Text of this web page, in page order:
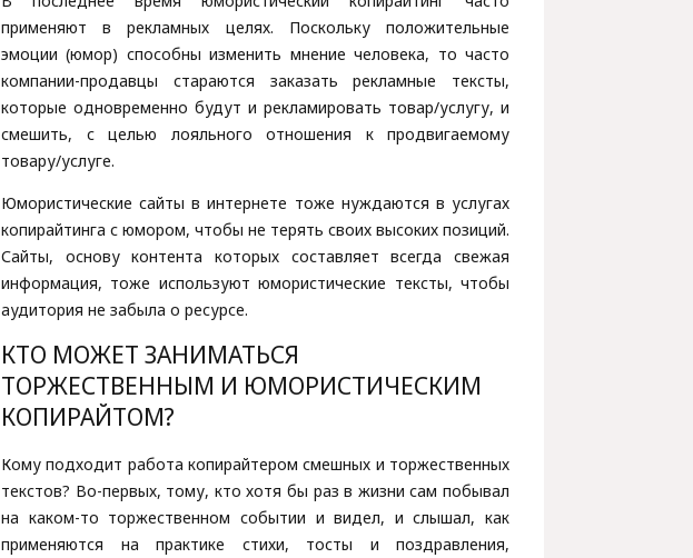
применяют в рекламных целях. Поскольку положительные
эмоции (юмор) способны изменить мнение человека, то часто
компании-продавцы стараются заказать рекламные тексты,
которые одновременно будут и рекламировать товар/услугу, и
смешить, с целью лояльного отношения к продвигаемому
товару/услуге.
Юмористические сайты в интернете тоже нуждаются в услугах
копирайтинга с юмором, чтобы не терять своих высоких позиций.
Сайты, основу контента которых составляет всегда свежая
информация, тоже используют юмористические тексты, чтобы
аудитория не забыла о ресурсе.
КТО МОЖЕТ ЗАНИМАТЬСЯ
ТОРЖЕСТВЕННЫМ И ЮМОРИСТИЧЕСКИМ
КОПИРАЙТОМ?
Кому подходит работа копирайтером смешных и торжественных
текстов? Во-первых, тому, кто хотя бы раз в жизни сам побывал
на каком-то торжественном событии и видел, и слышал, как
применяются на практике стихи, тосты и поздравления,